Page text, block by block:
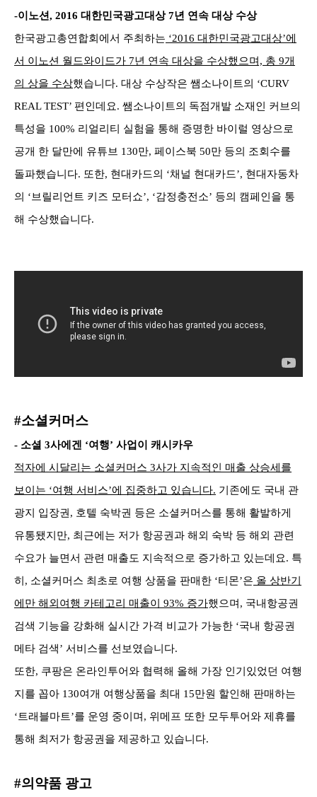
-이노션, 2016 대한민국광고대상 7년 연속 대상 수상
한국광고총연합회에서 주최하는 ‘2016 대한민국광고대상’에
서 이노션 월드와이드가 7년 연속 대상을 수상했으며, 총 9개
의 상을 수상했습니다. 대상 수상작은 쌤소나이트의 ‘CURV
REAL TEST’ 편인데요. 쌤소나이트의 독점개발 소재인 커브의
특성을 100% 리얼리티 실험을 통해 증명한 바이럴 영상으로
공개 한 달만에 유튜브 130만, 페이스북 50만 등의 조회수를
돌파했습니다. 또한, 현대카드의 ‘채널 현대카드’, 현대자동차
의 ‘브릴리언트 키즈 모터쇼’, ‘감정충전소’ 등의 캠페인을 통
해 수상했습니다.
#소셜커머스
- 소셜 3사에겐 ‘여행’ 사업이 캐시카우
적자에 시달리는 소셜커머스 3사가 지속적인 매출 상승세를
보이는 ‘여행 서비스’에 집중하고 있습니다. 기존에도 국내 관
광지 입장권, 호텔 숙박권 등은 소셜커머스를 통해 활발하게
유통됐지만, 최근에는 저가 항공권과 해외 숙박 등 해외 관련
수요가 늘면서 관련 매출도 지속적으로 증가하고 있는데요. 특
히, 소셜커머스 최초로 여행 상품을 판매한 ‘티몬’은 올 상반기
에만 해외여행 카테고리 매출이 93% 증가했으며, 국내항공권
검색 기능을 강화해 실시간 가격 비교가 가능한 ‘국내 항공권
메타 검색’ 서비스를 선보였습니다.
또한, 쿠팡은 온라인투어와 협력해 올해 가장 인기있었던 여행
지를 꼽아 130여개 여행상품을 최대 15만원 할인해 판매하는
‘트래블마트’를 운영 중이며, 위메프 또한 모두투어와 제휴를
통해 최저가 항공권을 제공하고 있습니다.
#의약품 광고